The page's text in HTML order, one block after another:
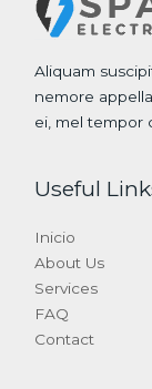
Aliquam
nemore
ei, mel tempor
Useful
Inicio
About Us
Services
FAQ
Contact